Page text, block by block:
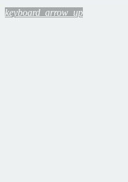
keyboard_arrow_up